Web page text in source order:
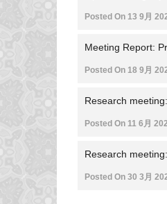
Posted On 13 9月
Meeting Report:
Posted On 18 9月
Research
Posted On 11 6月
Research
Posted On 30 3月